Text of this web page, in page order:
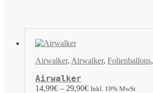
Airwalker, Airwalker, Folienballons,
Airwalker
14,99€– 29,90€ Inkl. 19% MwSt